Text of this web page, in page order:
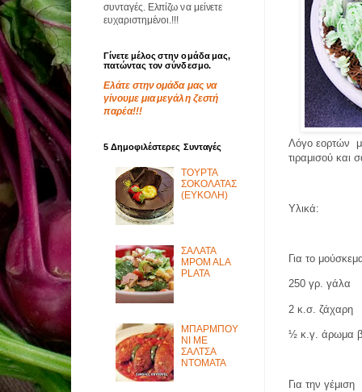
Λόγο εορτών
τιραμισού και
Υλικά:
Για το
250 γρ. γάλα
2 κ.σ. ζάχαρη
½ κ.γ. άρωμα
Για την γέμιση
συνταγές. Ελπίζω να μείνετε
ευχαριστημένοι.!!!
Γίνετε μέλος στην ομάδα μας,
πατώντας τον σύνδεσμο.
Ελάτε στην ομάδα μας να
γίνουμε μια μεγάλη ζεστή
παρέα!!!
5 Δημοφιλέστερες Συνταγές
ΤΟΥΡΤΑ
ΣΟΚΟΛΑΤΑΣ
(ΕΥΚΟΛΗ)
ΣΑΛΑΤΑ
MPOM ALA
PLATA
ΜΠΑΡΜΠΟΥ
ΝΙ ΜΕ
ΣΑΛΤΣΑ
ΝΤΟΜΑΤΑ